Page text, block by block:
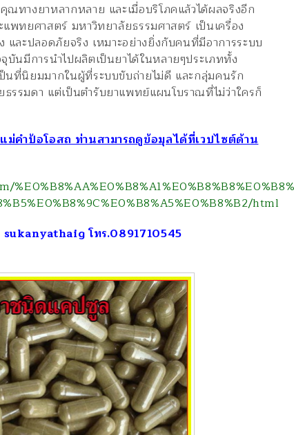
ทางยาหลากหลาย และเมื่อบริโภคแล้วได้ผลจริงอีก
พทยศาสตร์ มหาวิทยาลัยธรรมศาสตร์ เป็นเครื่อง
ละปลอดภัยจริง เหมาะอย่างยิ่งกับคนที่มีอาการระบบ
นมีการนำไปผลิตเป็นยาได้ในหลายๆประเภททั้ง
นที่นิยมมากในผู้ที่ระบบขับถ่ายไม่ดี และกลุ่มคนรัก
รรมดา แต่เป็นตำรับยาแพทย์แผนโบราณที่ไม่ว่าใครก็
แม่คำป้อโอสถ ท่านสามารถดูข้อมุลได้ที่เวปไซต์ด้าน
html
โทร.0891710545